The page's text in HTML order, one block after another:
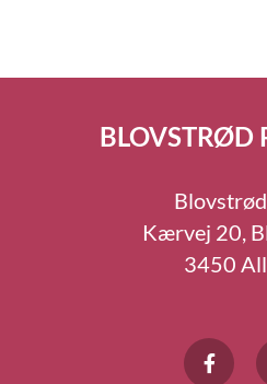
BLOVSTRØD
Kærvej 20,
3450